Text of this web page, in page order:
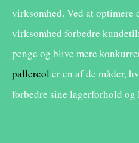
virksomhed. Ved at optimere
virksomhed forbedre
penge og blive mere
pallereol er en af de måder,
forbedre sine lagerforhold